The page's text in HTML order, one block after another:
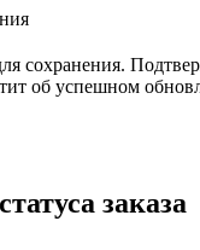
сохранения.
об успешном
заказа